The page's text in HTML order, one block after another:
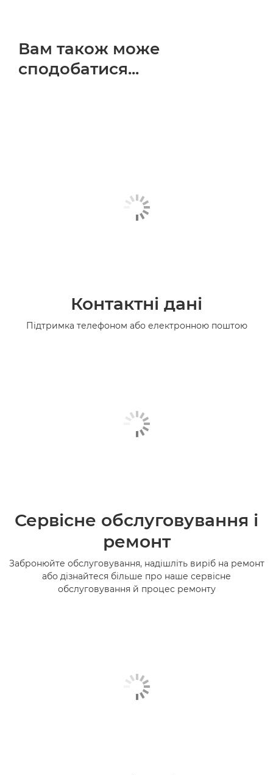
Вам також може
сподобатися...
Контактні дані
Підтримка телефоном або електронною поштою
Сервісне обслуговування і
ремонт
Забронюйте обслуговування, надішліть виріб на ремонт
або дізнайтеся більше про наше сервісне
обслуговування й процес ремонту